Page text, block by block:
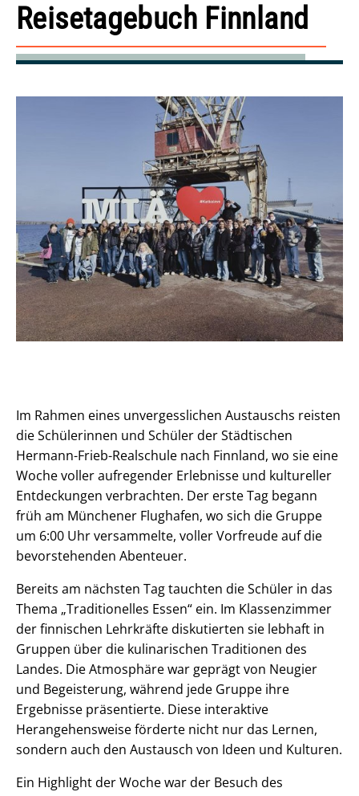
Reisetagebuch Finnland
Im Rahmen eines unvergesslichen Austauschs reisten
die Schülerinnen und Schüler der Städtischen
Hermann-Frieb-Realschule nach Finnland, wo sie eine
Woche voller aufregender Erlebnisse und kultureller
Entdeckungen verbrachten. Der erste Tag begann
früh am Münchener Flughafen, wo sich die Gruppe
um 6:00 Uhr versammelte, voller Vorfreude auf die
bevorstehenden Abenteuer.
Bereits am nächsten Tag tauchten die Schüler in das
Thema „Traditionelles Essen“ ein. Im Klassenzimmer
der finnischen Lehrkräfte diskutierten sie lebhaft in
Gruppen über die kulinarischen Traditionen des
Landes. Die Atmosphäre war geprägt von Neugier
und Begeisterung, während jede Gruppe ihre
Ergebnisse präsentierte. Diese interaktive
Herangehensweise förderte nicht nur das Lernen,
sondern auch den Austausch von Ideen und Kulturen.
Ein Highlight der Woche war der Besuch des